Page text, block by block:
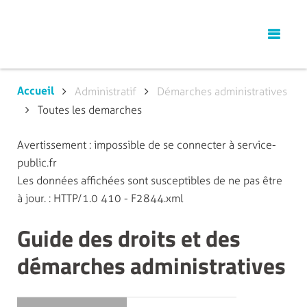
Accueil Administratif
Démarches administratives
Toutes les demarches
Avertissement : impossible de se connecter à service-
public.fr
Les données affichées sont susceptibles de ne pas être
à jour. : HTTP/1.0 410 - F2844.xml
Guide des droits et des
démarches administratives